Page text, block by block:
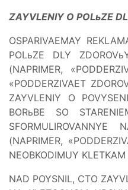
ZAYVLENIY O POLьZE
OSPARIVAEMAY
POLьZE DLY
(NAPRIMER,
«PODDERZIVAET
ZAYVLENIY O
BORьBE SO
SFORMULIROVANNYE
(NAPRIMER,
NEOBKODIMUY
NAD POYSNIL, CTO